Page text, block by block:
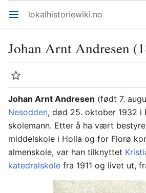
Åpne hovedmenyen lokalhistoriewiki.no
Johan Arnt Andresen
Overvåk
Johan Arnt Andresen (født 7.
Nesodden, død 25. oktober 1932 i
skolemann. Etter å ha vært
middelskole i Holla og for Florø
almenskole, var han tilknyttet
katedralskole fra 1911 og livet ut,